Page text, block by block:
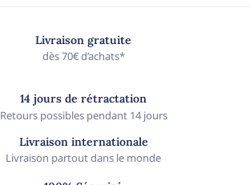
Livraison gratuite
dès 70€ d’achats*
14 jours de rétractation
Retours possibles pendant 14 jours
Livraison internationale
Livraison partout dans le monde